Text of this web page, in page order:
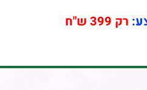
רק 399 ש"ח